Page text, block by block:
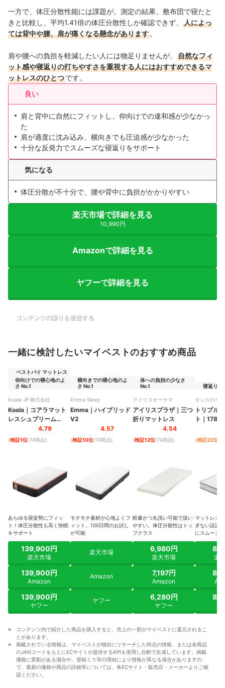
一方で、体圧分散性能には課題が。測定の結果、敷布団で寝たと
きと比較し、平均1.41倍の体圧分散性しか確認できず、
人によっ
ては背中や腰、肩が痛くなる懸念があります 。
肩や腰への負担を軽減したい人には物足りませんが、
自然なフィ
ット感や寝返りの打ちやすさを重視する人にはおすすめできるマ
ットレスのひとつです。
良い
肩と背中に自然にフィットし、仰向けでの違和感が少なかっ
た
肩が適度に沈み込み、横向きでも圧迫感が少なかった
十分な反発力でスムーズな寝返りをサポート
気になる
体圧分散が不十分で、腰や背中に負担がかかりやすい
楽天市場で詳細を見る
10,990円
Amazonで詳細を見る
ヤフーで詳細を見る
コンテンツの誤りを送信する
一緒に検討したいマイベストのおすすめ商品
ベストバイ マットレス
仰向けでの寝心地のよ
さ No.1
Koala JP 株式会社
Koala ｜ コアラマット
レスシュプリーム
｜ 501-
0160
4.79
(検証1位/74商品)
あらゆる寝姿勢にフィッ
ト！体圧分散性も高く快眠
をサポート
139,900円
楽天市場
139,900円
Amazon
139,900円
ヤフー
横向きでの寝心地のよ
さ No.1
Emma Sleep
Emma ｜ ハイブリッド
V2
4.57
(検証10位/74商品)
モチモチ素材が心地よくフ
ィット。100日間のお試し
が可能
楽天市場
Amazon
ヤフー
体への負担の少なさ
No.1
アイリスオーヤマ
アイリスプラザ｜ 三つ
折りマットレス
4.54
(検証12位/74商品)
軽量かつ丸洗い可能で扱い
やすい。体圧分散性はトッ
プクラス
6,980円
楽天市場
7,197円
Amazon
6,280円
ヤフー
寝返りの
タンスのゲン
トリプル
ト ｜
(検証22位
マットレス
ぎない設計
にスムーズ
楽
コンテンツ内で紹介した商品を購入すると、売上の一部がマイベストに還元されるこ
とがあります。
掲載されている情報は、マイベストが独自にリサーチした時点の情報、または各商品
のJANコードをもとにECサイトが提供するAPIを使用し自動で生成しています。掲載
価格に変動がある場合や、登録ミス等の理由により情報が異なる場合がありますの
で、最新の価格や商品の詳細等については、各ECサイト・販売店・メーカーよりご確
認ください。